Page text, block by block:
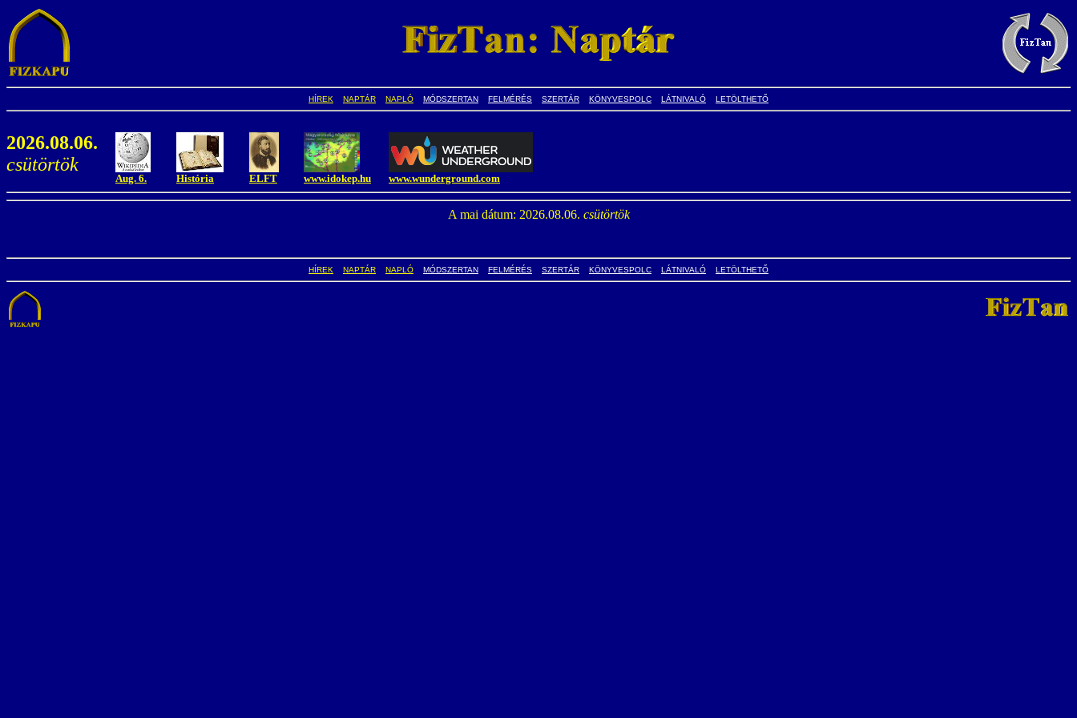
HÍREK NAPTÁR NAPLÓ MÓDSZERTAN FELMÉRÉS SZERTÁR KÖNYVESPOLC LÁTNIVALÓ LETÖLTHETŐ
2026.08.06.
csütörtök
Aug. 6. História ELFT www.idokep.hu www.wunderground.com
A mai dátum: 2026.08.06. csütörtök
HÍREK NAPTÁR NAPLÓ MÓDSZERTAN FELMÉRÉS SZERTÁR KÖNYVESPOLC LÁTNIVALÓ LETÖLTHETŐ